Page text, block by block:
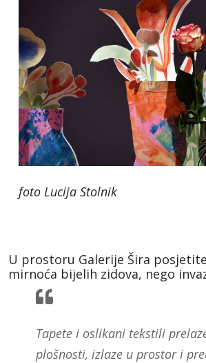
foto Lucija Stolnik
U prostoru Galerije Šira
mirnoća bijelih zidova, nego
Tapete i oslikani tekstili
plošnosti, izlaze u prostor i